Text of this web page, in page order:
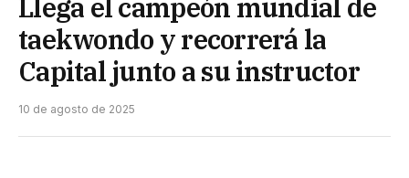
taekwondo y recorrerá la
Capital junto a su instructor
10 de agosto de 2025